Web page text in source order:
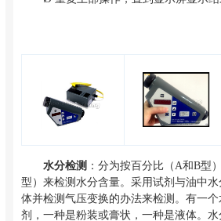
水分检测 ：分为按百分比（A和B型
型）来检测水分含量。采用试剂与油中
体并检测气压变换的办法来检测。有一
剂，一种是粉装或膏状，一种是液体。